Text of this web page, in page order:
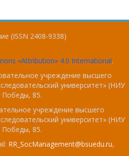
(ISSN 2408-9338)
«Attribution» 4.0 International.
учреждение высшего
университет» (НИУ
Победы, 85.
учреждение высшего
университет» (НИУ
Победы, 85.
RR_SocManagement@bsuedu.ru,